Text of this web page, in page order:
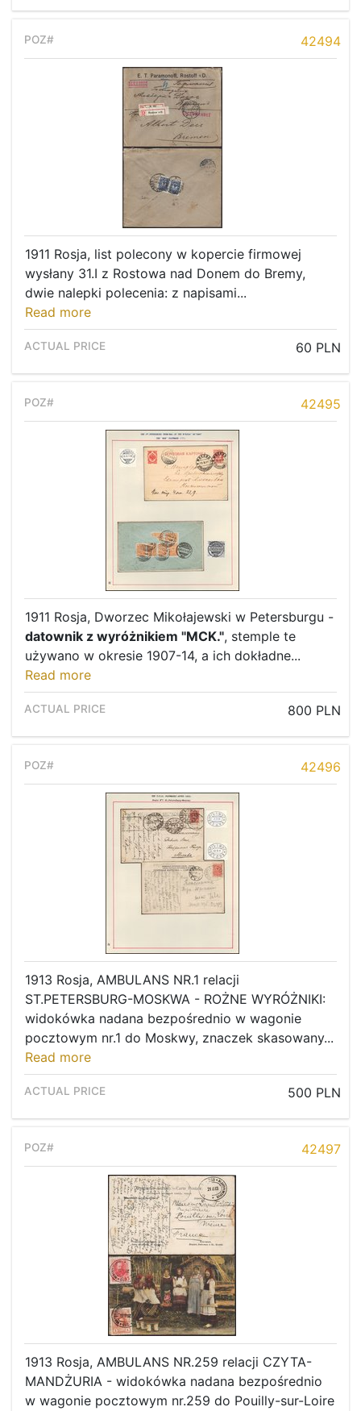
42494
1911 Rosja, list polecony w kopercie firmowej
wysłany 31.I z Rostowa nad Donem do Bremy,
dwie nalepki polecenia: z napisami...
Read more
60 PLN
42495
1911 Rosja, Dworzec Mikołajewski w Petersburgu -
datownik z wyróżnikiem "MCK.", stemple te
używano w okresie 1907-14, a ich dokładne...
Read more
800 PLN
42496
1913 Rosja, AMBULANS NR.1 relacji
ST.PETERSBURG-MOSKWA - ROŻNE WYRÓŻNIKI:
widokówka nadana bezpośrednio w wagonie
pocztowym nr.1 do Moskwy, znaczek skasowany...
Read more
500 PLN
42497
1913 Rosja, AMBULANS NR.259 relacji CZYTA-
MANDŻURIA - widokówka nadana bezpośrednio
w wagonie pocztowym nr.259 do Pouilly-sur-Loire